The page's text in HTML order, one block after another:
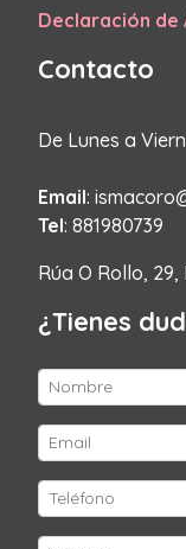
Declaración de
Contacto
De Lunes a
Email:
Tel: 881980739
Rúa O Rollo,
¿Tienes